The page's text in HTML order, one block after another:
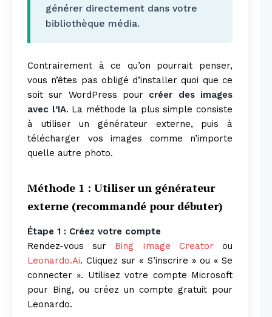
générer directement dans votre
bibliothèque média.
Contrairement à ce qu’on pourrait penser,
vous n’êtes pas obligé d’installer quoi que ce
soit sur WordPress pour créer des images
avec l’IA. La méthode la plus simple consiste
à utiliser un générateur externe, puis à
télécharger vos images comme n’importe
quelle autre photo.
Méthode 1 : Utiliser un générateur
externe (recommandé pour débuter)
Étape 1 : Créez votre compte
Rendez-vous sur Bing Image Creator ou
Leonardo.Ai. Cliquez sur « S’inscrire » ou « Se
connecter ». Utilisez votre compte Microsoft
pour Bing, ou créez un compte gratuit pour
Leonardo.